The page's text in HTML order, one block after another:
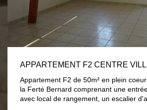
Appartement F2 de 50m² en plein coeur du centre-ville de
la Ferté Bernard comprenant une
avec local de rangement, un escalier